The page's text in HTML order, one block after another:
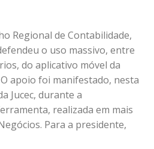
Regional de Contabilidade,
o uso massivo, entre
do aplicativo móvel da
O apoio foi manifestado, nesta
Jucec, durante a
realizada em mais
Para a presidente,